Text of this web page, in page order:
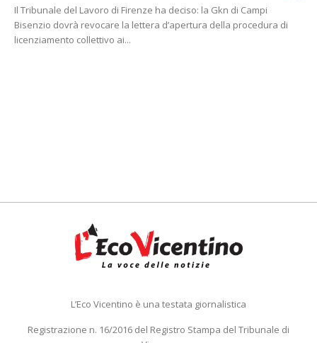
Il Tribunale del Lavoro di Firenze ha deciso: la Gkn di Campi
Bisenzio dovrà revocare la lettera d’apertura della procedura di
licenziamento collettivo ai...
L’Eco Vicentino è una testata giornalistica
Registrazione n. 16/2016 del Registro Stampa del Tribunale di